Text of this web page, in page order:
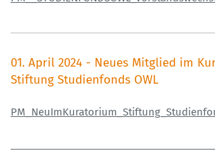
01. April 2024 - Neues Mitglied im
Stiftung Studienfonds OWL